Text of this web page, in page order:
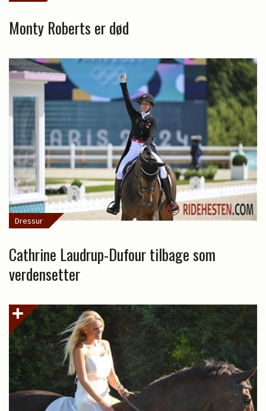
Monty Roberts er død
Dressur
Cathrine Laudrup-Dufour tilbage som
verdensetter